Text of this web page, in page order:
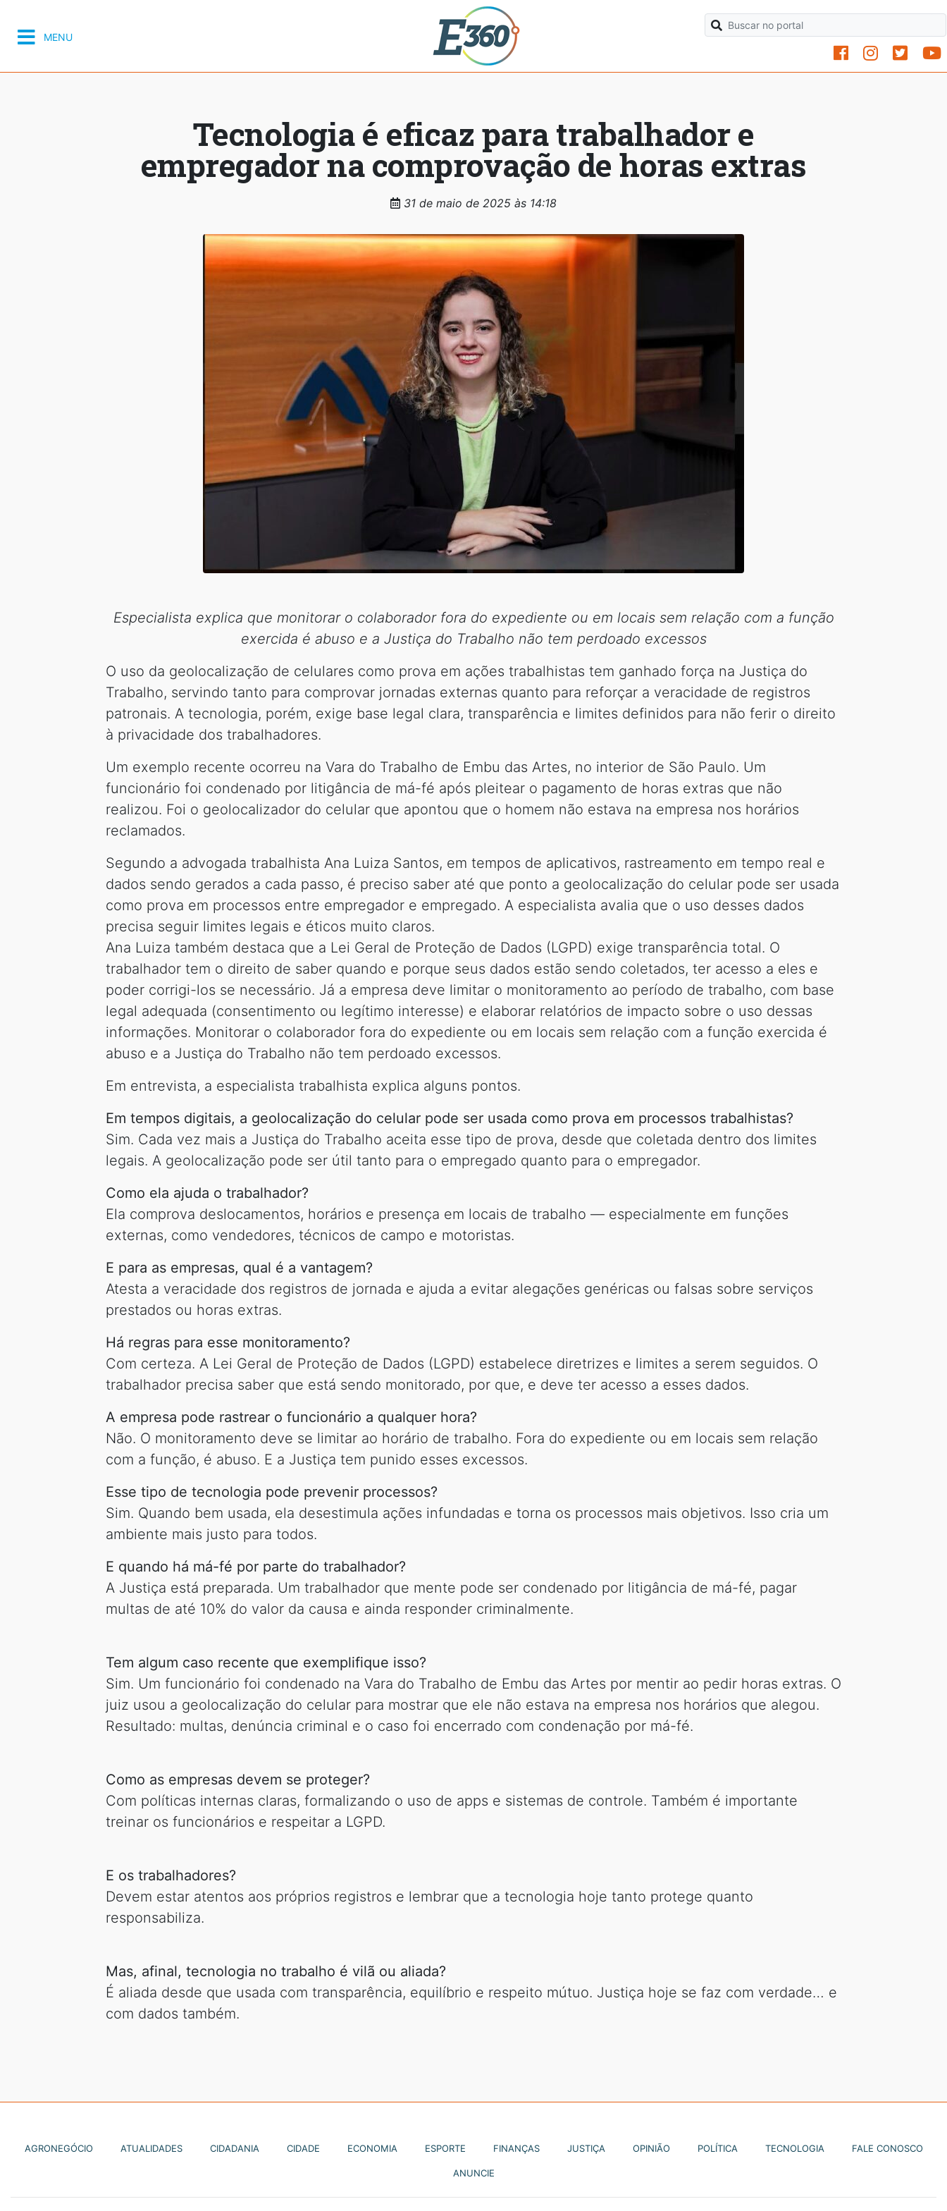
MENU
Tecnologia é eficaz para trabalhador e
empregador na comprovação de horas extras
31 de maio de 2025 às 14:18
Especialista explica que monitorar o colaborador fora do expediente ou em locais sem relação com a função
exercida é abuso e a Justiça do Trabalho não tem perdoado excessos
O uso da geolocalização de celulares como prova em ações trabalhistas tem ganhado força na Justiça do
Trabalho, servindo tanto para comprovar jornadas externas quanto para reforçar a veracidade de registros
patronais. A tecnologia, porém, exige base legal clara, transparência e limites definidos para não ferir o direito
à privacidade dos trabalhadores.
Um exemplo recente ocorreu na Vara do Trabalho de Embu das Artes, no interior de São Paulo. Um
funcionário foi condenado por litigância de má-fé após pleitear o pagamento de horas extras que não
realizou. Foi o geolocalizador do celular que apontou que o homem não estava na empresa nos horários
reclamados.
Segundo a advogada trabalhista Ana Luiza Santos, em tempos de aplicativos, rastreamento em tempo real e
dados sendo gerados a cada passo, é preciso saber até que ponto a geolocalização do celular pode ser usada
como prova em processos entre empregador e empregado. A especialista avalia que o uso desses dados
precisa seguir limites legais e éticos muito claros.
Ana Luiza também destaca que a Lei Geral de Proteção de Dados (LGPD) exige transparência total. O
trabalhador tem o direito de saber quando e porque seus dados estão sendo coletados, ter acesso a eles e
poder corrigi-los se necessário. Já a empresa deve limitar o monitoramento ao período de trabalho, com base
legal adequada (consentimento ou legítimo interesse) e elaborar relatórios de impacto sobre o uso dessas
informações. Monitorar o colaborador fora do expediente ou em locais sem relação com a função exercida é
abuso e a Justiça do Trabalho não tem perdoado excessos.
Em entrevista, a especialista trabalhista explica alguns pontos.
Em tempos digitais, a geolocalização do celular pode ser usada como prova em processos trabalhistas?
Sim. Cada vez mais a Justiça do Trabalho aceita esse tipo de prova, desde que coletada dentro dos limites
legais. A geolocalização pode ser útil tanto para o empregado quanto para o empregador.
Como ela ajuda o trabalhador?
Ela comprova deslocamentos, horários e presença em locais de trabalho — especialmente em funções
externas, como vendedores, técnicos de campo e motoristas.
E para as empresas, qual é a vantagem?
Atesta a veracidade dos registros de jornada e ajuda a evitar alegações genéricas ou falsas sobre serviços
prestados ou horas extras.
Há regras para esse monitoramento?
Com certeza. A Lei Geral de Proteção de Dados (LGPD) estabelece diretrizes e limites a serem seguidos. O
trabalhador precisa saber que está sendo monitorado, por que, e deve ter acesso a esses dados.
A empresa pode rastrear o funcionário a qualquer hora?
Não. O monitoramento deve se limitar ao horário de trabalho. Fora do expediente ou em locais sem relação
com a função, é abuso. E a Justiça tem punido esses excessos.
Esse tipo de tecnologia pode prevenir processos?
Sim. Quando bem usada, ela desestimula ações infundadas e torna os processos mais objetivos. Isso cria um
ambiente mais justo para todos.
E quando há má-fé por parte do trabalhador?
A Justiça está preparada. Um trabalhador que mente pode ser condenado por litigância de má-fé, pagar
multas de até 10% do valor da causa e ainda responder criminalmente.
Tem algum caso recente que exemplifique isso?
Sim. Um funcionário foi condenado na Vara do Trabalho de Embu das Artes por mentir ao pedir horas extras. O
juiz usou a geolocalização do celular para mostrar que ele não estava na empresa nos horários que alegou.
Resultado: multas, denúncia criminal e o caso foi encerrado com condenação por má-fé.
Como as empresas devem se proteger?
Com políticas internas claras, formalizando o uso de apps e sistemas de controle. Também é importante
treinar os funcionários e respeitar a LGPD.
E os trabalhadores?
Devem estar atentos aos próprios registros e lembrar que a tecnologia hoje tanto protege quanto
responsabiliza.
Mas, afinal, tecnologia no trabalho é vilã ou aliada?
É aliada desde que usada com transparência, equilíbrio e respeito mútuo. Justiça hoje se faz com verdade… e
com dados também.
AGRONEGÓCIO ATUALIDADES CIDADANIA CIDADE ECONOMIA ESPORTE FINANÇAS JUSTIÇA OPINIÃO POLÍTICA TECNOLOGIA FALE CONOSCO
ANUNCIE